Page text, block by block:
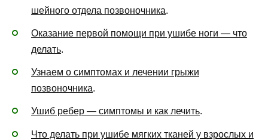
шейного отдела позвоночника.
Оказание первой помощи при ушибе ноги — что
делать.
Узнаем о симптомах и лечении грыжи
позвоночника.
Ушиб ребер — симптомы и как лечить.
Что делать при ушибе мягких тканей у взрослых и